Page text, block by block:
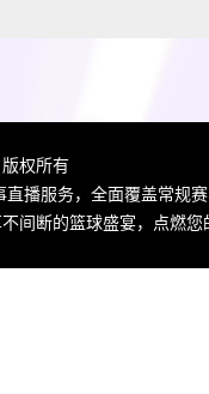
权所有
播服务，全面覆盖常规
间断的篮球盛宴，点燃您